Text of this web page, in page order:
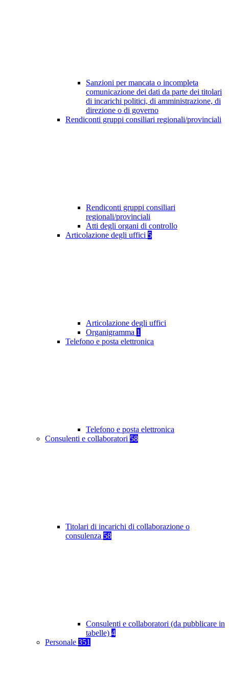
Sanzioni per mancata o incompleta
comunicazione dei dati da parte dei titolari
di incarichi politici, di amministrazione, di
direzione o di governo
Rendiconti gruppi consiliari regionali/provinciali
Rendiconti gruppi consiliari
regionali/provinciali
Atti degli organi di controllo
Articolazione degli uffici 5
Articolazione degli uffici
Organigramma 1
Telefono e posta elettronica
Telefono e posta elettronica
Consulenti e collaboratori 58
Titolari di incarichi di collaborazione o
consulenza 58
Consulenti e collaboratori (da pubblicare in
tabelle) 4
Personale 351